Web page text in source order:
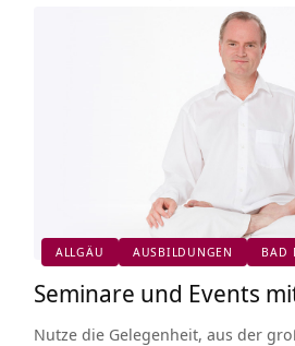
ALLGÄU AUSBILDUNGEN BAD
Seminare und Events
Nutze die Gelegenheit, aus der